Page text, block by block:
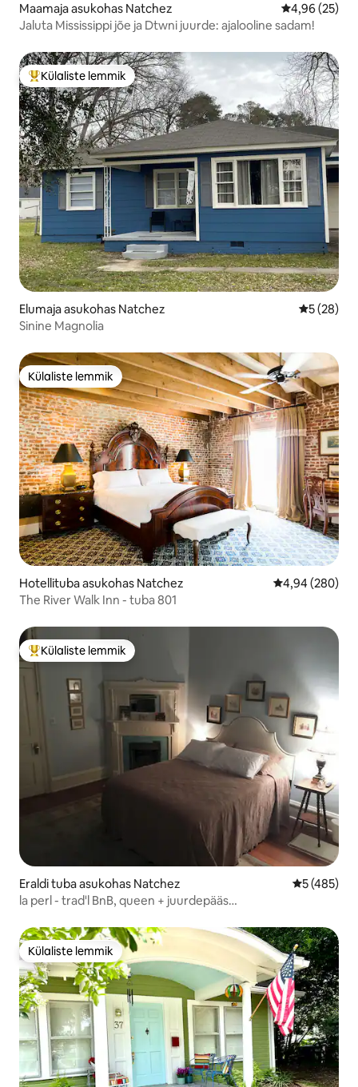
Maamaja asukohas Natchez Keskmine
4,96 (25)
Jaluta Mississippi jõe ja Dtwni juurde: ajalooline sadam!
Külaliste suur lemmik
Külaliste lemmik
Elumaja asukohas Natchez Keskmine
5 (28)
Sinine Magnolia
Külaliste lemmik
Külaliste lemmik
Hotellituba asukohas Natchez Keskmine
4,94 (280)
The River Walk Inn - tuba 801
Külaliste suur lemmik
Külaliste lemmik
Eraldi tuba asukohas Natchez Keskmine
5 (485)
la perl - trad'l BnB, queen + juurdepääs
Külaliste lemmik
Külaliste lemmik